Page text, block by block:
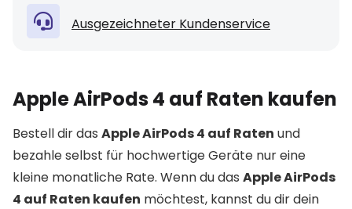
Ausgezeichneter Kundenservice
Apple AirPods 4 auf Raten kaufen
Bestell dir das Apple AirPods 4 auf Raten und
bezahle selbst für hochwertige Geräte nur eine
kleine monatliche Rate. Wenn du das Apple AirPods
4 auf Raten kaufen möchtest, kannst du dir dein